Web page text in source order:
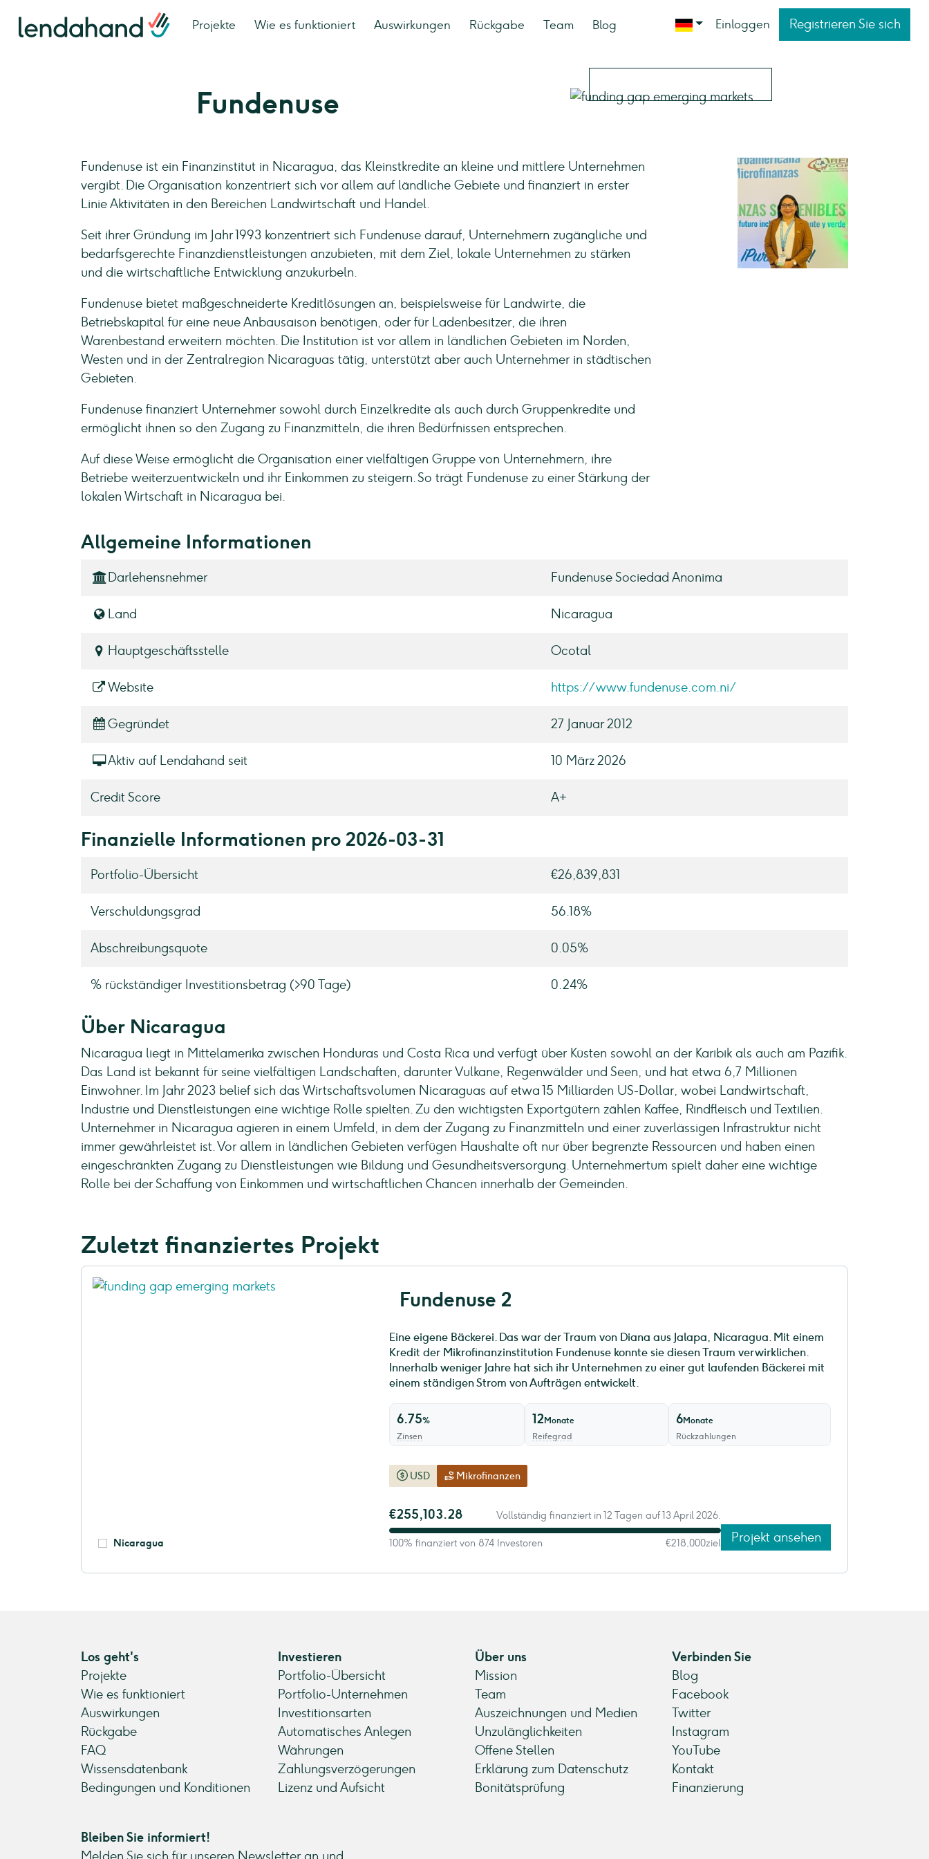
Projekte Wie es funktioniert Auswirkungen Rückgabe Team Blog Einloggen Registrieren Sie sich
Fundenuse
Fundenuse ist ein Finanzinstitut in Nicaragua, das Kleinstkredite an kleine und mittlere Unternehmen
vergibt. Die Organisation konzentriert sich vor allem auf ländliche Gebiete und finanziert in erster
Linie Aktivitäten in den Bereichen Landwirtschaft und Handel.
Seit ihrer Gründung im Jahr 1993 konzentriert sich Fundenuse darauf, Unternehmern zugängliche und
bedarfsgerechte Finanzdienstleistungen anzubieten, mit dem Ziel, lokale Unternehmen zu stärken
und die wirtschaftliche Entwicklung anzukurbeln.
Fundenuse bietet maßgeschneiderte Kreditlösungen an, beispielsweise für Landwirte, die
Betriebskapital für eine neue Anbausaison benötigen, oder für Ladenbesitzer, die ihren
Warenbestand erweitern möchten. Die Institution ist vor allem in ländlichen Gebieten im Norden,
Westen und in der Zentralregion Nicaraguas tätig, unterstützt aber auch Unternehmer in städtischen
Gebieten.
Fundenuse finanziert Unternehmer sowohl durch Einzelkredite als auch durch Gruppenkredite und
ermöglicht ihnen so den Zugang zu Finanzmitteln, die ihren Bedürfnissen entsprechen.
Auf diese Weise ermöglicht die Organisation einer vielfältigen Gruppe von Unternehmern, ihre
Betriebe weiterzuentwickeln und ihr Einkommen zu steigern. So trägt Fundenuse zu einer Stärkung der
lokalen Wirtschaft in Nicaragua bei.
Allgemeine Informationen
Darlehensnehmer Fundenuse Sociedad Anonima
Land Nicaragua
Hauptgeschäftsstelle Ocotal
Website https://www.fundenuse.com.ni/
Gegründet 27 Januar 2012
Aktiv auf Lendahand seit 10 März 2026
Credit Score A+
Finanzielle Informationen pro 2026-03-31
Portfolio-Übersicht €26,839,831
Verschuldungsgrad 56.18%
Abschreibungsquote 0.05%
% rückständiger Investitionsbetrag (>90 Tage) 0.24%
Über Nicaragua
Nicaragua liegt in Mittelamerika zwischen Honduras und Costa Rica und verfügt über Küsten sowohl an der Karibik als auch am Pazifik.
Das Land ist bekannt für seine vielfältigen Landschaften, darunter Vulkane, Regenwälder und Seen, und hat etwa 6,7 Millionen
Einwohner. Im Jahr 2023 belief sich das Wirtschaftsvolumen Nicaraguas auf etwa 15 Milliarden US-Dollar, wobei Landwirtschaft,
Industrie und Dienstleistungen eine wichtige Rolle spielten. Zu den wichtigsten Exportgütern zählen Kaffee, Rindfleisch und Textilien.
Unternehmer in Nicaragua agieren in einem Umfeld, in dem der Zugang zu Finanzmitteln und einer zuverlässigen Infrastruktur nicht
immer gewährleistet ist. Vor allem in ländlichen Gebieten verfügen Haushalte oft nur über begrenzte Ressourcen und haben einen
eingeschränkten Zugang zu Dienstleistungen wie Bildung und Gesundheitsversorgung. Unternehmertum spielt daher eine wichtige
Rolle bei der Schaffung von Einkommen und wirtschaftlichen Chancen innerhalb der Gemeinden.
Zuletzt finanziertes Projekt
Nicaragua
Fundenuse 2
Eine eigene Bäckerei. Das war der Traum von Diana aus Jalapa, Nicaragua. Mit einem
Kredit der Mikrofinanzinstitution Fundenuse konnte sie diesen Traum verwirklichen.
Innerhalb weniger Jahre hat sich ihr Unternehmen zu einer gut laufenden Bäckerei mit
einem ständigen Strom von Aufträgen entwickelt.
6.75%
Zinsen
12 Monate
Reifegrad
6Monate
Rückzahlungen
USD Mikrofinanzen
€255,103.28 Vollständig finanziert in 12 Tagen auf 13 April 2026.
100% finanziert von 874 Investoren €218,000ziel Projekt ansehen
Los geht's
Projekte
Wie es funktioniert
Auswirkungen
Rückgabe
FAQ
Wissensdatenbank
Bedingungen und Konditionen
Investieren
Portfolio-Übersicht
Portfolio-Unternehmen
Investitionsarten
Automatisches Anlegen
Währungen
Zahlungsverzögerungen
Lizenz und Aufsicht
Über uns
Mission
Team
Auszeichnungen und Medien
Unzulänglichkeiten
Offene Stellen
Erklärung zum Datenschutz
Bonitätsprüfung
Verbinden Sie
Blog
Facebook
Twitter
Instagram
YouTube
Kontakt
Finanzierung
Bleiben Sie informiert!